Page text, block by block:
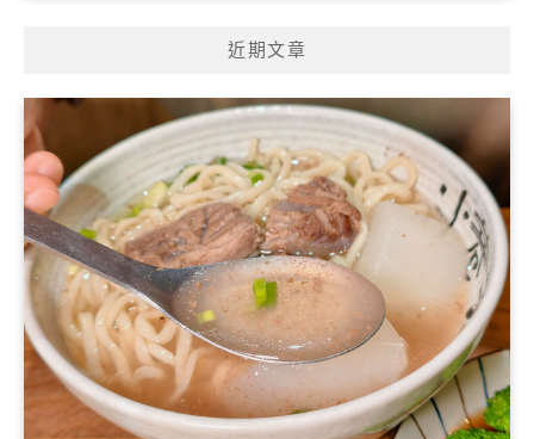
近期文章